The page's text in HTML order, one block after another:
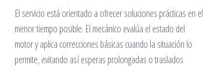
El servicio está orientado a ofrecer soluciones prácticas en el
menor tiempo posible. El mecánico evalúa el estado del
motor y aplica correcciones básicas cuando la situación lo
permite, evitando así esperas prolongadas o traslados